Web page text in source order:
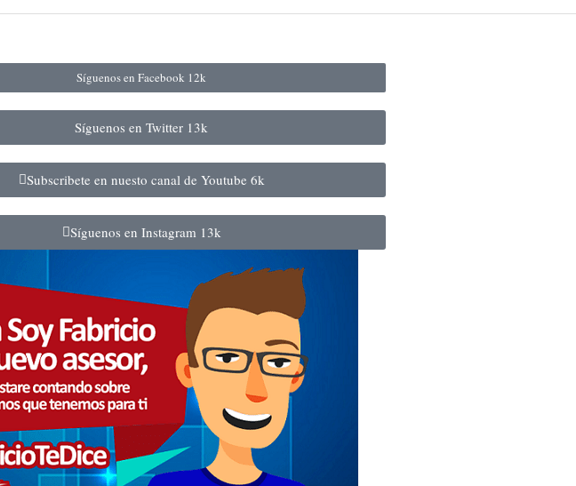
Síguenos en Facebook 12k
Síguenos en Twitter 13k
Subscribete en nuesto canal de Youtube 6k
Síguenos en Instagram 13k